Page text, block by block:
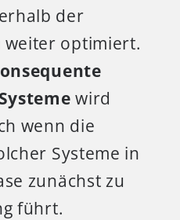
der
weiter optimiert.
wird
wenn die
Systeme in
zunächst zu
führt.